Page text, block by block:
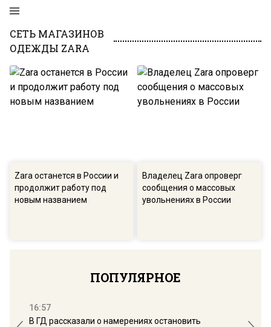
СЕТЬ МАГАЗИНОВ
ОДЕЖДЫ ZARA
Zara останется в России и
продолжит работу под
новым названием
Владелец Zara опроверг
сообщения о массовых
увольнениях в России
ПОПУЛЯРНОЕ
16:57
В ГД рассказали о намерениях остановить